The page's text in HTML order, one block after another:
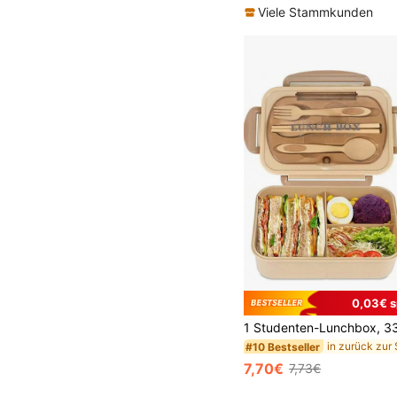
Viele Stammkunden
0,03€
#10 Bestseller
7,70€ 7,73€